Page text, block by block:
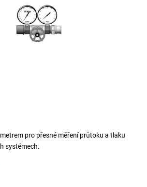
pro přesné měření průtoku a tlaku
systémech.